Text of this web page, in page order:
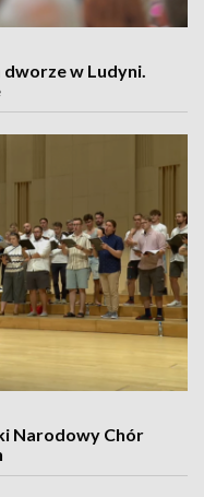
w Ludyni.
Narodowy Chór